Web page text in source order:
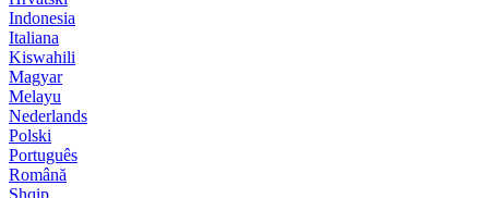
Indonesia
Italiana
Kiswahili
Magyar
Melayu
Nederlands
Polski
Português
Română
Shqip